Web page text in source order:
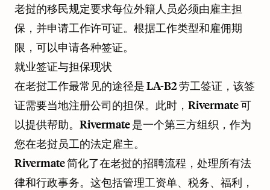
老挝的移民规定要求每位外籍人员必须由雇主担
保，并申请工作许可证。根据工作类型和雇佣期
限，可以申请各种签证。
就业签证与担保现状
在老挝工作最常见的途径是 LA-B2 劳工签证，该签
证需要当地注册公司的担保。此时，Rivermate 可
以提供帮助。Rivermate 是一个第三方组织，作为
您在老挝员工的法定雇主。
Rivermate 简化了在老挝的招聘流程，处理所有法
律和行政事务。这包括管理工资单、税务、福利，